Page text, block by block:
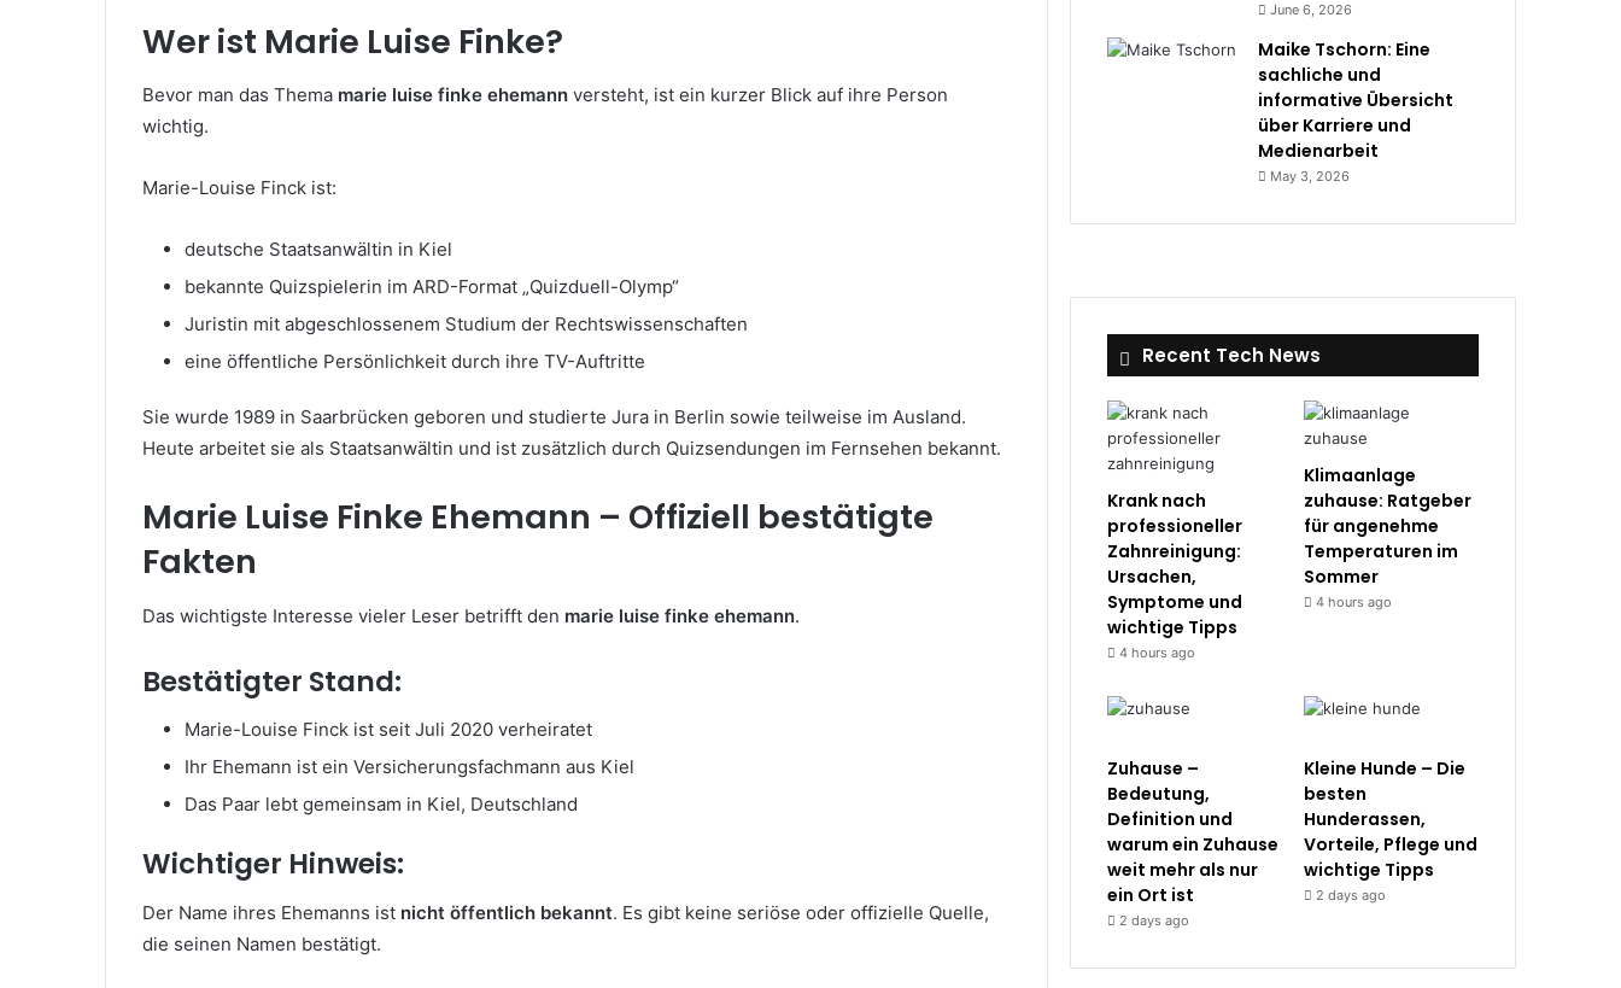
Wer ist Marie Luise Finke?
Bevor man das Thema marie luise finke ehemann versteht, ist ein kurzer Blick auf ihre Person
wichtig.
Marie-Louise Finck ist:
deutsche Staatsanwältin in Kiel
bekannte Quizspielerin im ARD-Format „Quizduell-Olymp“
Juristin mit abgeschlossenem Studium der Rechtswissenschaften
eine öffentliche Persönlichkeit durch ihre TV-Auftritte
Sie wurde 1989 in Saarbrücken geboren und studierte Jura in Berlin sowie teilweise im Ausland.
Heute arbeitet sie als Staatsanwältin und ist zusätzlich durch Quizsendungen im Fernsehen bekannt.
Marie Luise Finke Ehemann – Offiziell bestätigte
Fakten
Das wichtigste Interesse vieler Leser betrifft den marie luise finke ehemann.
Bestätigter Stand:
Marie-Louise Finck ist seit Juli 2020 verheiratet
Ihr Ehemann ist ein Versicherungsfachmann aus Kiel
Das Paar lebt gemeinsam in Kiel, Deutschland
Wichtiger Hinweis:
Der Name ihres Ehemanns ist nicht öffentlich bekannt. Es gibt keine seriöse oder offizielle Quelle,
die seinen Namen bestätigt.
June 6, 2026
Maike Tschorn: Eine
sachliche und
informative Übersicht
über Karriere und
Medienarbeit
May 3, 2026
Recent Tech News
Krank nach
professioneller
Zahnreinigung:
Ursachen,
Symptome und
wichtige Tipps
4 hours ago
Klimaanlage
zuhause: Ratgeber
für angenehme
Temperaturen im
Sommer
4 hours ago
Zuhause –
Bedeutung,
Definition und
warum ein Zuhause
weit mehr als nur
ein Ort ist
2 days ago
Kleine Hunde – Die
besten
Hunderassen,
Vorteile, Pflege und
wichtige Tipps
2 days ago